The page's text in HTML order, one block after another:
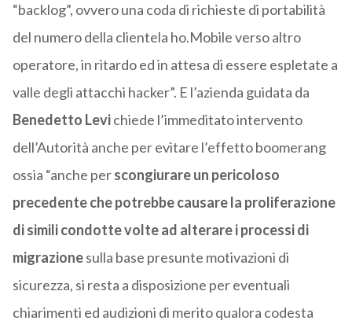
“backlog”, ovvero una coda di richieste di portabilità
del numero della clientela ho.Mobile verso altro
operatore, in ritardo ed in attesa di essere espletate a
valle degli attacchi hacker”. E l’azienda guidata da
Benedetto Levichiede l’immeditato intervento
dell’Autorità anche per evitare l’effetto boomerang
ossia “anche perscongiurare un pericoloso
precedente che potrebbe causare la proliferazione
di simili condotte volte ad alterare i processi di
migrazionesulla base presunte motivazioni di
sicurezza, si resta a disposizione per eventuali
chiarimenti ed audizioni di merito qualora codesta